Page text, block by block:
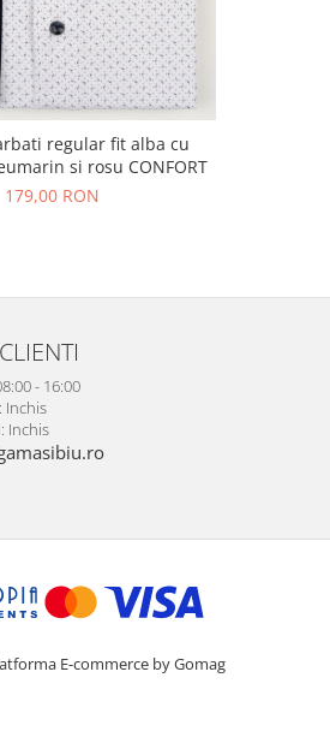
regular fit alba cu
si rosu CONFORT
179,00 RON
- 16:00
Inchis
Inchis
E-commerce by Gomag